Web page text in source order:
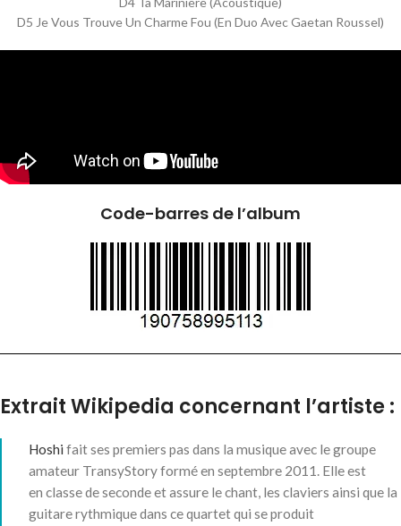
D5 Je Vous Trouve Un Charme Fou (En Duo Avec Gaetan Roussel)
Code-barres de l’album
Extrait Wikipedia concernant l’artiste :
Hoshifait ses premiers pas dans la musique avec le groupe
amateur TransyStory formé en septembre 2011 . Elle est
en classe de seconde et assure le chant, les claviers ainsi que la
guitare rythmiquedans ce quartet qui se produit